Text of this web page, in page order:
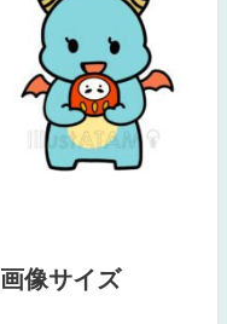
画像サイズ